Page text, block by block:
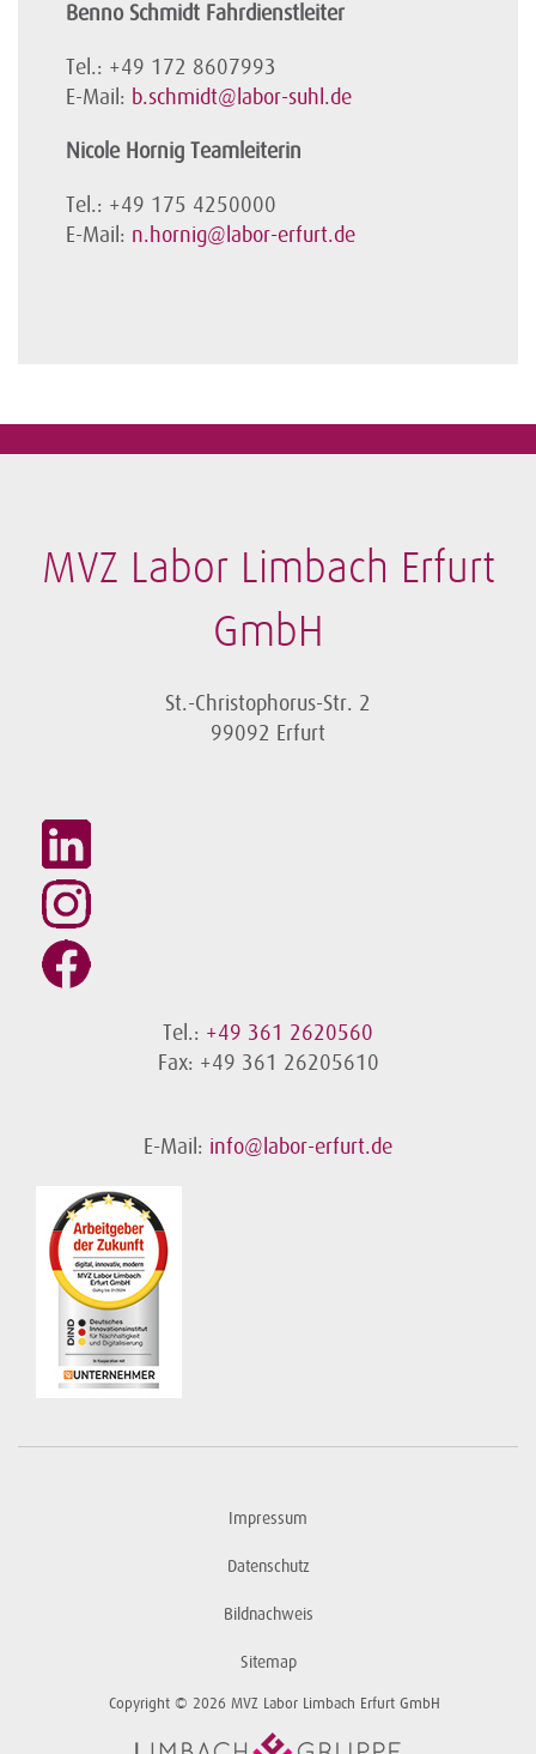
Benno Schmidt Fahrdienstleiter
Tel.: +49 172 8607993
E-Mail: b.schmidt@labor-suhl.de
Nicole Hornig Teamleiterin
Tel.: +49 175 4250000
E-Mail: n.hornig@labor-erfurt.de
MVZ Labor Limbach Erfurt
GmbH
St.-Christophorus-Str. 2
99092 Erfurt
Tel.: +49 361 2620560
Fax: +49 361 26205610
E-Mail: info@labor-erfurt.de
Impressum
Datenschutz
Bildnachweis
Sitemap
Copyright © 2026 MVZ Labor Limbach Erfurt GmbH